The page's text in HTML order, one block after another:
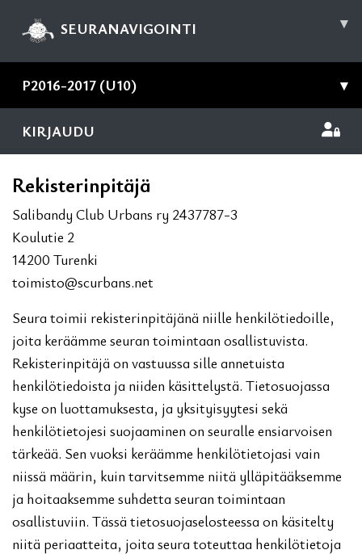
SEURANAVIGOINTI ▾
P2016-2017 (U10) ▾
KIRJAUDU
Rekisterinpitäjä
Salibandy Club Urbans ry 2437787-3
Koulutie 2
14200 Turenki
toimisto@scurbans.net
Seura toimii rekisterinpitäjänä niille henkilötiedoille,
joita keräämme seuran toimintaan osallistuvista.
Rekisterinpitäjä on vastuussa sille annetuista
henkilötiedoista ja niiden käsittelystä. Tietosuojassa
kyse on luottamuksesta, ja yksityisyytesi sekä
henkilötietojesi suojaaminen on seuralle ensiarvoisen
tärkeää. Sen vuoksi keräämme henkilötietojasi vain
niissä määrin, kuin tarvitsemme niitä ylläpitääksemme
ja hoitaaksemme suhdetta seuran toimintaan
osallistuviin. Tässä tietosuojaselosteessa on käsitelty
niitä periaatteita, joita seura toteuttaa henkilötietoja